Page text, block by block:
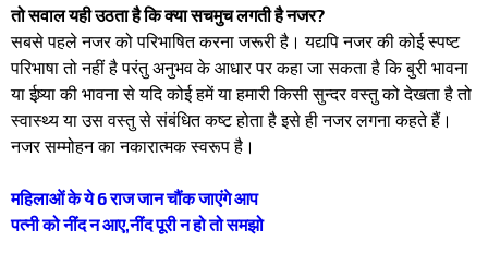
तो सवाल यही उठता है कि क्या सचमुच लगती है नजर?
सबसे पहले नजर को परिभाषित करना जरूरी है। यद्यपि नजर की कोई स्पष्ट
परिभाषा तो नहीं है परंतु अनुभव के आधार पर कहा जा सकता है कि बुरी भावना
या ईष्र्या की भावना से यदि कोई हमें या हमारी किसी सुन्दर वस्तु को देखता है तो
स्वास्थ्य या उस वस्तु से संबंधित कष्ट होता है इसे ही नजर लगना कहते हैं।
नजर सम्मोहन का नकारात्मक स्वरूप है।
महिलाओं के ये 6 राज जान चौंक जाएंगे आप
पत्नी को नींद न आए,नींद पूरी न हो तो समझो